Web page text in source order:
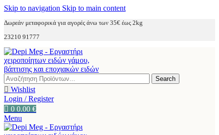
Skip to navigation Skip to main content
Δωρεάν μεταφορικά για αγορές άνω των 35€ έως 2kg
23210 91777
Search
Wishlist
Login / Register
0 0.00 €
Menu